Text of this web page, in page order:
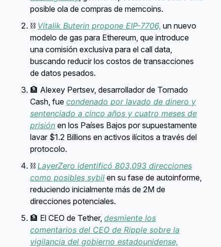
posible ola de compras de memcoins.
⛓️ Vitalik Buterin propone EIP-7706, un nuevo
modelo de gas para Ethereum, que introduce
una comisión exclusiva para el call data,
buscando reducir los costos de transacciones
de datos pesados.
🏦 Alexey Pertsev, desarrollador de Tornado
Cash, fue condenado por lavado de dinero y
sentenciado a cinco años y cuatro meses de
prisión en los Países Bajos por supuestamente
lavar $1.2 Billions en activos ilícitos a través del
protocolo.
⛓️ LayerZero identificó 803,093 direcciones
como posibles sybil en su fase de autoinforme,
reduciendo inicialmente más de 2M de
direcciones potenciales.
🏦 El CEO de Tether, desmiente los
comentarios del CEO de Ripple sobre la
vigilancia del gobierno estadounidense,